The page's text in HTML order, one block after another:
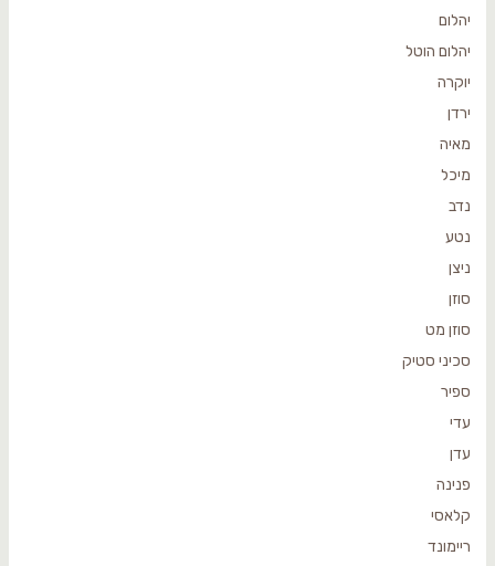
יהלום
יהלום הוטל
יוקרה
ירדן
מאיה
מיכל
נדב
נטע
ניצן
סוזן
סוזן מט
סכיני סטיק
ספיר
עדי
עדן
פנינה
קלאסי
ריימונד